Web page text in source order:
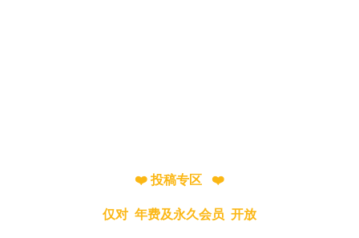
❤️ 投稿专区 ❤️
仅对 年费及永久会员 开放